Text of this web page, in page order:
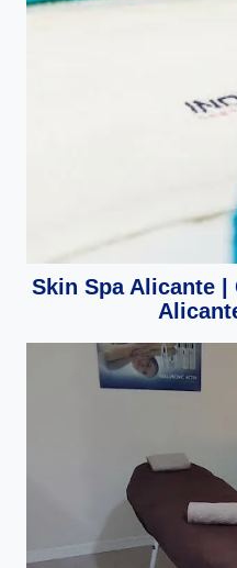
Skin Spa Alicante |